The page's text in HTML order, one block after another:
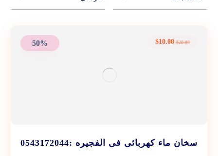
50%
سخان ماء كهربائى فى الفجيره :0543172044
$20.00
$10.00